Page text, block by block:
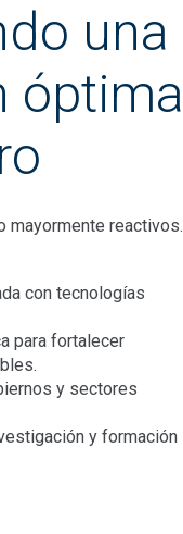
una
óptima
mayormente reactivos.
con tecnologías
para fortalecer
y sectores
y formación